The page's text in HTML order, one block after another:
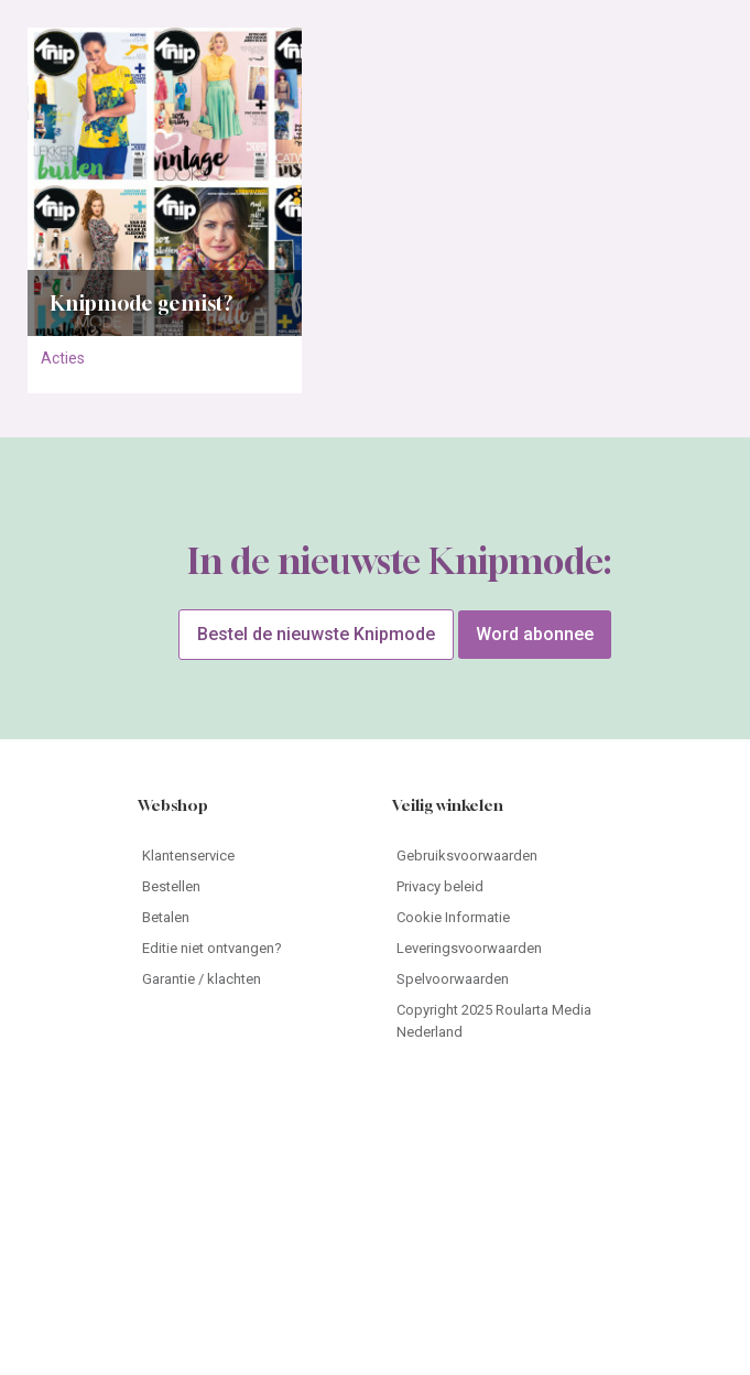
Knipmode gemist?
Acties
In de nieuwste Knipmode:
Bestel de nieuwste Knipmode Word abonnee
Webshop
Klantenservice
Bestellen
Betalen
Editie niet ontvangen?
Garantie / klachten
Veilig winkelen
Gebruiksvoorwaarden
Privacy beleid
Cookie Informatie
Leveringsvoorwaarden
Spelvoorwaarden
Copyright 2025 Roularta Media
Nederland